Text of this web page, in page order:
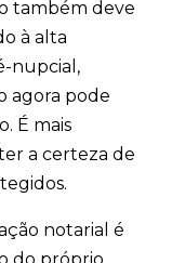
também deve
à alta
nupcial,
agora pode
É mais
a certeza de
notarial é